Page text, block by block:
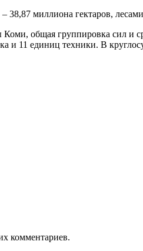
миллиона гектаров,
общая группировка сил и
11 единиц техники. В
комментариев.